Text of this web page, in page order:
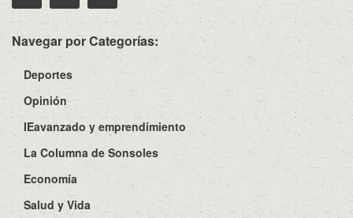
Navegar por Categorías:
Deportes
Opinión
IEavanzado y emprendimiento
La Columna de Sonsoles
Economía
Salud y Vida